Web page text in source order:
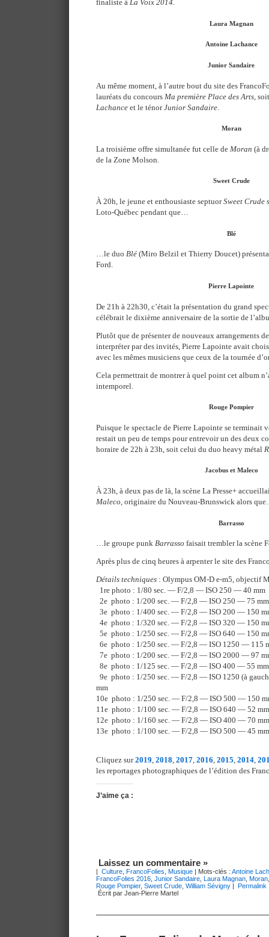
finaliste à La Voix 2014.
Laura Magnan
Antoine Lachance
Junior Sandaire
Au même moment, à l’autre bout du site des
lauréats du concours Ma première Place des Arts ,
Lachance et le ténorJunior Sandaire
Moran
La troisième offre simultanée fut celle de Moran (à
de la Zone Molson.
Sweet Crude
À 20h, le jeune et enthousiaste septuorSweet Crude
Loto-Québec pendant que…
Blé
…le duo Blé (Miro Belzil et Thierry Doucet)
Ford.
Pierre Lapointe
De 21h à 22h30, c’était la présentation du grand
célébrait le dixième anniversaire de la sortie de
Plutôt que de présenter de nouveaux arrangements
interpréter par des invités, Pierre Lapointe avait
avec les mêmes musiciens que ceux de la tournée
Cela permettrait de montrer à quel point cet album
intemporel.
Rouge Pompier
Puisque le spectacle de Pierre Lapointe se terminait
restait un peu de temps pour entrevoir un des deux
horaire de 22h à 23h, soit celui du duo heavy métal
Jacobus et Maleco
À 23h, à deux pas de là, la scène La Presse+
Maleco, originaire du Nouveau-Brunswick alors
Barrasso
…le groupe punk Barrasso faisait trembler la scène
Après plus de cinq heures à arpenter le site des
Détails techniques : Olympus OM-D e-m5, objectif
1re photo : 1/80 sec. — F/2,8 — ISO 250 — 40 mm
2e photo : 1/200 sec. — F/2,8 — ISO 250 — 75 mm
3e photo : 1/400 sec. — F/2,8 — ISO 200 — 150
4e photo : 1/320 sec. — F/2,8 — ISO 320 — 150
5e photo : 1/250 sec. — F/2,8 — ISO 640 — 150
6e photo : 1/250 sec. — F/2,8 — ISO 1250 — 115
7e photo : 1/200 sec. — F/2,8 — ISO 2000 — 97
8e photo : 1/125 sec. — F/2,8 — ISO 400 — 55 mm
9e photo : 1/250 sec. — F/2,8 — ISO 1250 (à
mm
10e photo : 1/250 sec. — F/2,8 — ISO 500 — 150
11e photo : 1/100 sec. — F/2,8 — ISO 640 — 52 mm
12e photo : 1/160 sec. — F/2,8 — ISO 400 — 70 mm
13e photo : 1/100 sec. — F/2,8 — ISO 500 — 45 mm
Cliquez sur2019, 2018, 2017, 2016, 2015, 2014,
les reportages photographiques de l’édition des
J’aime ça :
Laissez un commentaire »
Culture FrancoFolies Musique | Mots-clés : Antoine
FrancoFolies 2016 Junior Sandaire Laura Magnan Moran
Rouge Pompier, Sweet Crude William Sévigny
Permalink
Écrit par Jean-Pierre Martel